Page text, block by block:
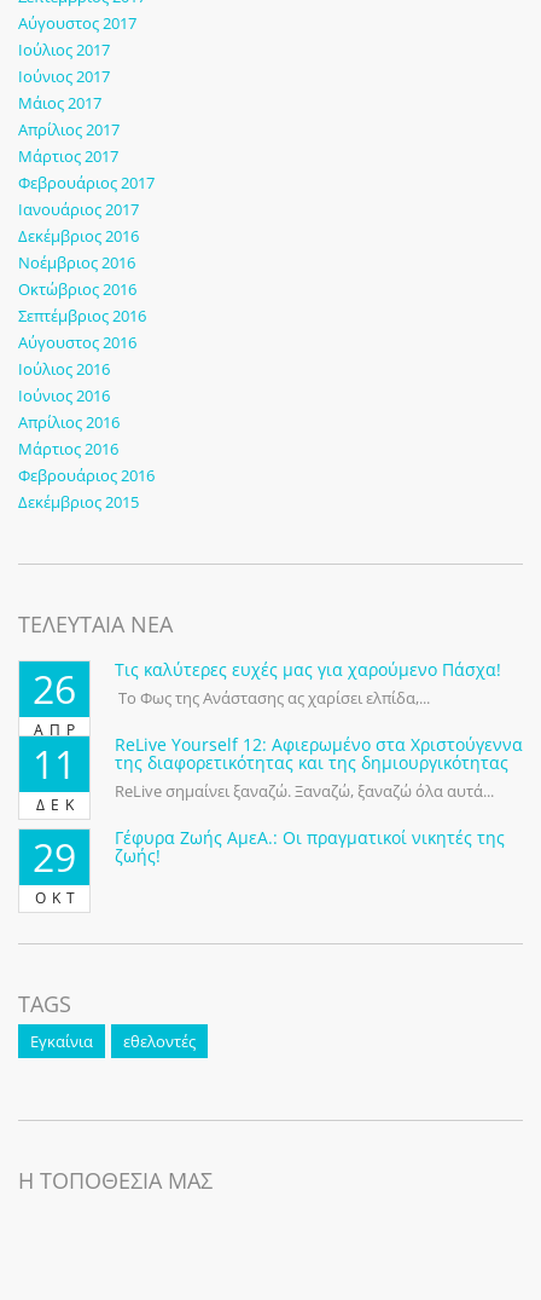
Αύγουστος 2017
Ιούλιος 2017
Ιούνιος 2017
Μάιος 2017
Απρίλιος 2017
Μάρτιος 2017
Φεβρουάριος 2017
Ιανουάριος 2017
Δεκέμβριος 2016
Νοέμβριος 2016
Οκτώβριος 2016
Σεπτέμβριος 2016
Αύγουστος 2016
Ιούλιος 2016
Ιούνιος 2016
Απρίλιος 2016
Μάρτιος 2016
Φεβρουάριος 2016
Δεκέμβριος 2015
ΤΕΛΕΥΤΑΙΑ ΝΕΑ
26
ΑΠΡ
Τις καλύτερες ευχές μας για χαρούμενο Πάσχα!
Το Φως της Ανάστασης ας χαρίσει ελπίδα,...
11
ΔΕΚ
ReLive Yourself 12: Αφιερωμένο στα Χριστούγεννα
της διαφορετικότητας και της δημιουργικότητας
ReLive σημαίνει ξαναζώ. Ξαναζώ, ξαναζώ όλα αυτά...
29
ΟΚΤ
Γέφυρα Ζωής ΑμεΑ.: Οι πραγματικοί νικητές της
ζωής!
TAGS
Εγκαίνια εθελοντές
Η ΤΟΠΟΘΕΣΙΑ ΜΑΣ